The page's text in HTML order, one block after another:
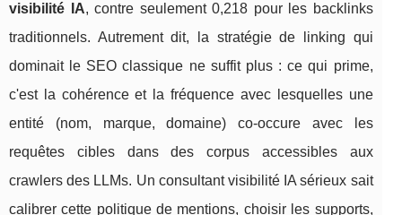
visibilité IA, contre seulement 0,218 pour les backlinks
traditionnels. Autrement dit, la stratégie de linking qui
dominait le SEO classique ne suffit plus : ce qui prime,
c'est la cohérence et la fréquence avec lesquelles une
entité (nom, marque, domaine) co-occure avec les
requêtes cibles dans des corpus accessibles aux
crawlers des LLMs. Un consultant visibilité IA sérieux sait
calibrer cette politique de mentions, choisir les supports,